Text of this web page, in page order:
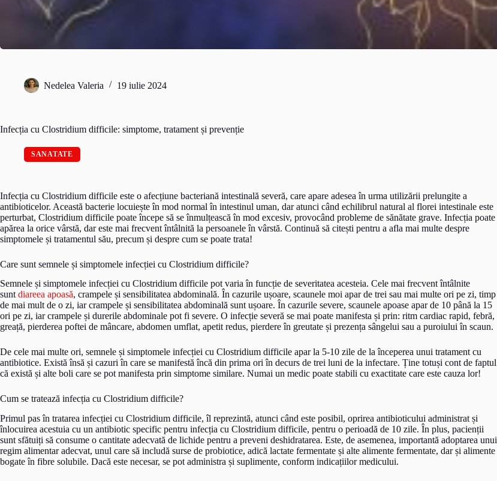
Nedelea Valeria 19 iulie 2024
Infecția cu Clostridium difficile: simptome, tratament și prevenție
SANATATE
Infecția cu Clostridium difficile este o afecțiune bacteriană intestinală severă, care apare adesea în urma utilizării prelungite a
antibioticelor. Această bacterie locuiește în mod normal în intestinul uman, dar atunci când echilibrul natural al florei intestinale este
perturbat, Clostridium difficile poate începe să se înmulțească în mod excesiv, provocând probleme de sănătate grave. Infecția poate
apărea la orice vârstă, dar este mai frecvent întâlnită la persoanele în vârstă. Continuă să citești pentru a afla mai multe despre
simptomele și tratamentul său, precum și despre cum se poate trata!
Care sunt semnele și simptomele infecției cu Clostridium difficile?
Semnele și simptomele infecției cu Clostridium difficile pot varia în funcție de severitatea acesteia. Cele mai frecvent întâlnite
suntdiareea apoasă, crampele și sensibilitatea abdominală. În cazurile ușoare, scaunele moi apar de trei sau mai multe ori pe zi, timp
de mai mult de o zi, iar crampele și sensibilitatea abdominală sunt ușoare. În cazurile severe, scaunele apoase apar de 10 până la 15
ori pe zi, iar crampele și durerile abdominale pot fi severe. O infecție severă se mai poate manifesta și prin: ritm cardiac rapid, febră,
greață, pierderea poftei de mâncare, abdomen umflat, apetit redus, pierdere în greutate și prezența sângelui sau a puroiului în scaun.
De cele mai multe ori, semnele și simptomele infecției cu Clostridium difficile apar la 5-10 zile de la începerea unui tratament cu
antibiotice. Există însă și cazuri în care se manifestă încă din prima ori în decurs de trei luni de la infectare. Ține totuși cont de faptul
că există și alte boli care se pot manifesta prin simptome similare. Numai un medic poate stabili cu exactitate care este cauza lor!
Cum se tratează infecția cu Clostridium difficile?
Primul pas în tratarea infecției cu Clostridium difficile, îl reprezintă, atunci când este posibil, oprirea antibioticului administrat și
înlocuirea acestuia cu un antibiotic specific pentru infecția cu Clostridium difficile, pentru o perioadă de 10 zile. În plus, pacienții
sunt sfătuiți să consume o cantitate adecvată de lichide pentru a preveni deshidratarea. Este, de asemenea, importantă adoptarea unui
regim alimentar adecvat, unul care să includă surse de probiotice, adică lactate fermentate și alte alimente fermentate, dar și alimente
bogate în fibre solubile. Dacă este necesar, se pot administra și suplimente, conform indicațiilor medicului.